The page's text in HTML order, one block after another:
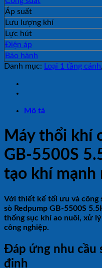
Áp suất
Lưu lượng khí
Lực hút
Điện áp
Bảo hành
Danh mục: Loại 1 tầng cánh,
Mô tả
Máy thổi khí
GB-5500S
tạo khí mạnh
Với thiết kế tối ưu và công
sò Redpump GB-5500S
thống sục khí ao nuôi, xử
công nghiệp.
Đáp ứng nhu cầu
định